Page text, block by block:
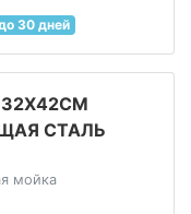
30 дней
32Х42СМ
СТАЛЬ
мойка